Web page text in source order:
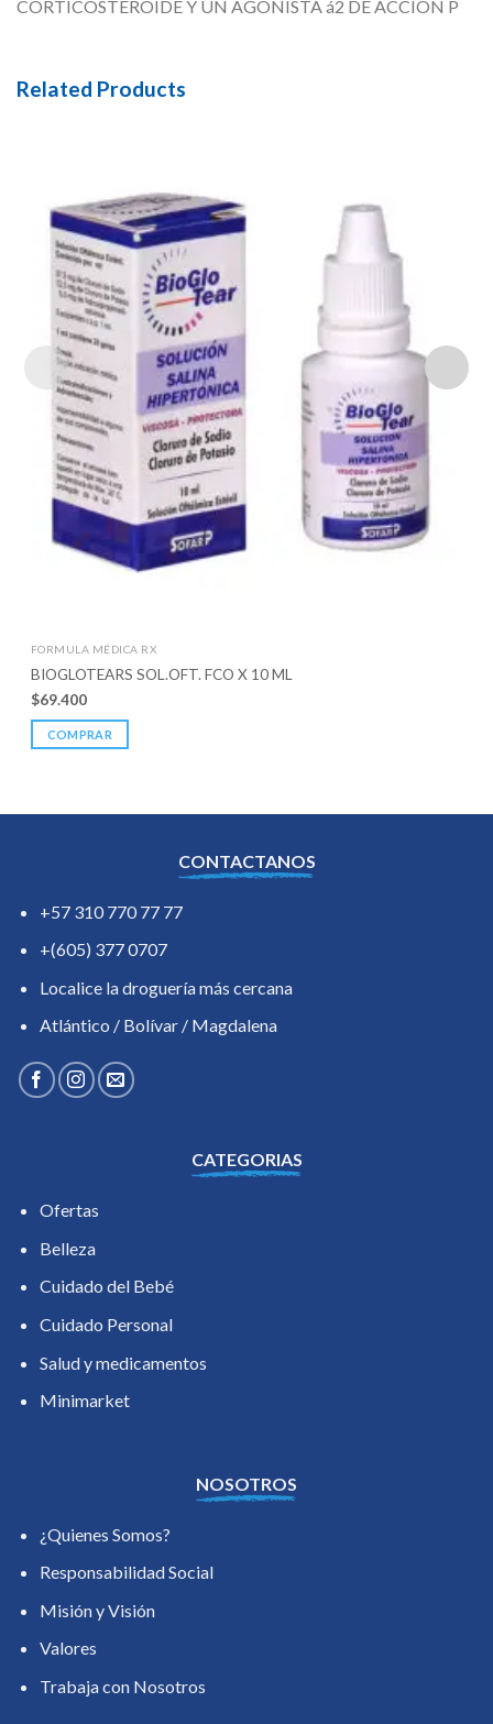
CORTICOSTEROIDE Y UN AGONISTA á2 DE ACCION P
Related Products
FORMULA MÉDICA RX
BIOGLOTEARS SOL.OFT. FCO X 10 ML
$69.400
COMPRAR
CONTACTANOS
+57 310 770 77 77
+(605) 377 0707
Localice la droguería más cercana
Atlántico / Bolívar / Magdalena
CATEGORIAS
Ofertas
Belleza
Cuidado del Bebé
Cuidado Personal
Salud y medicamentos
Minimarket
NOSOTROS
¿Quienes Somos?
Responsabilidad Social
Misión y Visión
Valores
Trabaja con Nosotros